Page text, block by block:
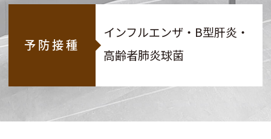
予防接種
インフルエンザ・B型肝炎・
高齢者肺炎球菌